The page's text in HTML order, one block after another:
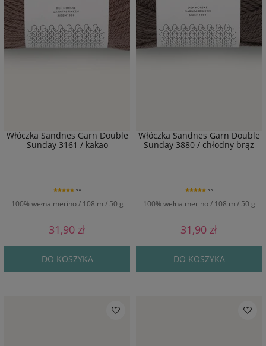
Włóczka Sandnes Garn Double
Sunday 3161 / kakao
100% wełna merino / 108 m / 50 g
5.0
31,90 zł
DO KOSZYKA
Włóczka Sandnes Garn Double
Sunday 3880 / chłodny brąz
100% wełna merino / 108 m / 50 g
5.0
31,90 zł
DO KOSZYKA